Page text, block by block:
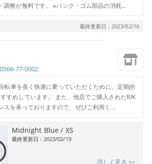
調整が無料です。 ※パンク・ゴム部品の消耗...
最終更新日 : 2023/02/16
0566-77-0002
転車を長く快適に乗っていただくために、定期的
すめしています。 また、他店でご購入されたBIK
スを承っておりますので、ぜひご利用く...
Midnight Blue / XS
最終更新日 : 2023/02/19
詳しく見る >>